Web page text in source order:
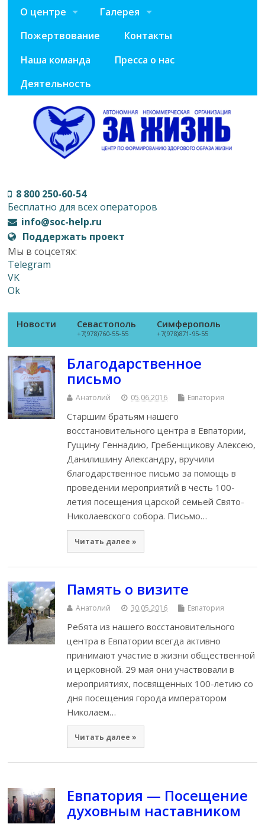
О центре
Галерея
Пожертвование
Контакты
Наша команда
Пресса о нас
Деятельность
8 800 250-60-54
Бесплатно для всех операторов
info@soc-help.ru
Поддержать проект
Мы в соцсетях:
Telegram
VK
Ok
Новости Севастополь
+7(978)760-55-55
Симферополь
+7(978)871-95-55
Благодарственное
письмо
Анатолий 05.06.2016 Евпатория
Старшим братьям нашего
восстановительного центра в Евпатории,
Гущину Геннадию, Гребенщикову Алексею,
Данилишину Александру, вручили
благодарственное письмо за помощь в
проведении мероприятий в честь 100-
летия посещения царской семьей Свято-
Николаевского собора. Письмо…
Читать далее »
Память о визите
Анатолий 30.05.2016 Евпатория
Ребята из нашего восстановительного
центра в Евпатории всегда активно
принимают участие в жизни общественной
и церковной. 29 мая они участвовали в
мероприятиях, посвященных 100-летию со
дня посещения города императором
Николаем…
Читать далее »
Евпатория — Посещение
духовным наставником